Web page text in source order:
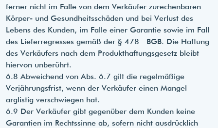
ferner nicht im Falle von dem Verkäufer zurechenbaren
Körper- und Gesundheitsschäden und bei Verlust des
Lebens des Kunden, im Falle einer Garantie sowie im Fall
des Lieferregresses gemäß der § 478 BGB. Die Haftung
des Verkäufers nach dem Produkthaftungsgesetz bleibt
hiervon unberührt.
6.8 Abweichend von Abs. 6.7 gilt die regelmäßige
Verjährungsfrist, wenn der Verkäufer einen Mangel
arglistig verschwiegen hat.
6.9 Der Verkäufer gibt gegenüber dem Kunden keine
Garantien im Rechtssinne ab, sofern nicht ausdrücklich